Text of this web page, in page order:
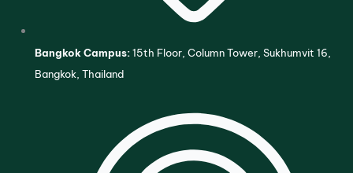
Bangkok Campus:15th Floor, Column Tower, Sukhumvit 16,
Bangkok, Thailand